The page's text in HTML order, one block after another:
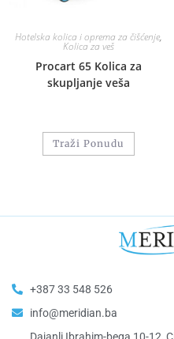
Hotelska kolica i oprema za čišćenje,
Kolica za veš
Procart 65 Kolica za
skupljanje veša
Traži Ponudu
+387 33 548 526
info@meridian.ba